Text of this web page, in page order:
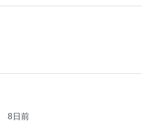
8日前